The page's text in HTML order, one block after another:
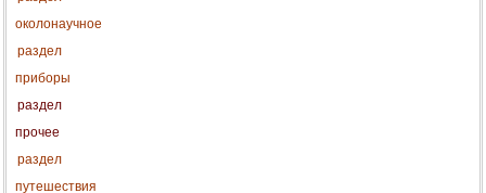
околонаучное
раздел
приборы
раздел
прочее
раздел
путешествия